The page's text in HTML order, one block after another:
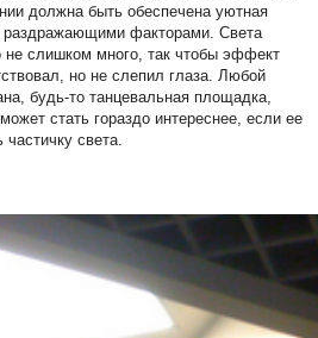
должна быть обеспечена уютная
факторами. Света
не слишком много, так чтобы эффект
но не слепил глаза. Любой
будь-то танцевальная площадка,
стать гораздо интереснее, если ее
света.